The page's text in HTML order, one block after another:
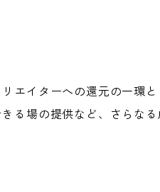
エイターへの還元の一環
る場の提供など、さらな